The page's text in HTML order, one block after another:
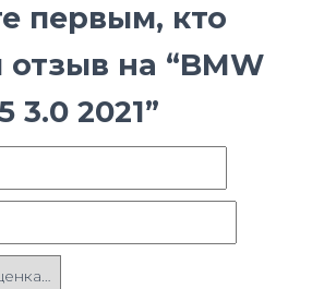
первым, кто
отзыв на “BMW
3.0 2021”